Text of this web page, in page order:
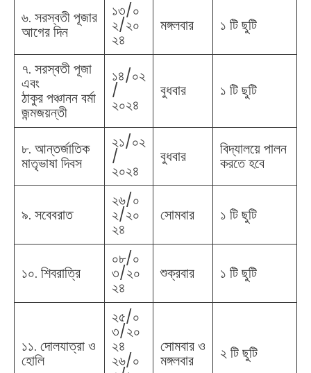
৬. সরস্বতী পূজার
আগের দিন
১৩/০
২/২০
২৪
মঙ্গলবার ১ টি ছুটি
৭. সরস্বতী পূজা
এবং
ঠাকুর পঞ্চানন বর্মা
জন্মজয়ন্তী
১৪/০২
/
২০২৪
বুধবার ১ টি ছুটি
৮. আন্তর্জাতিক
মাতৃভাষা দিবস
২১/০২
/
২০২৪
বুধবার বিদ্যালয়ে পালন
করতে হবে
৯. সবেবরাত
২৬/০
২/২০
২৪
সোমবার ১ টি ছুটি
১০. শিবরাত্রি
০৮/০
৩/২০
২৪
শুক্রবার ১ টি ছুটি
১১. দোলযাত্রা ও
হোলি
২৫/০
৩/২০
২৪
২৬/০
সোমবার ও
মঙ্গলবার ২ টি ছুটি